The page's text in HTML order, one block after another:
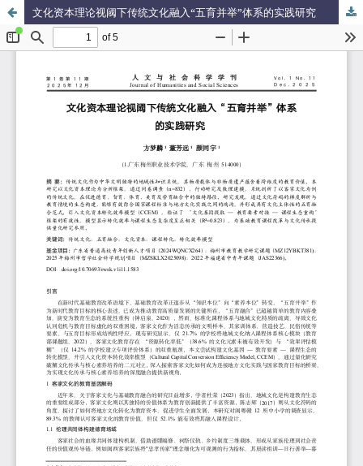
文化资本理论视阈下传统文化融入“五育并举”体系的实践研究